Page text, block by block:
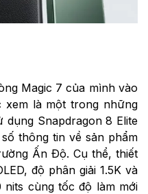
Magic 7 của mình vào
xem là một trong những
dụng Snapdragon 8 Elite
thông tin về sản phẩm
Ấn Độ. Cụ thể, thiết
độ phân giải 1.5K và
nits cùng tốc độ làm mới